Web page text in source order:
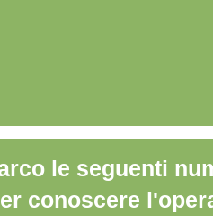
le seguenti
conoscere